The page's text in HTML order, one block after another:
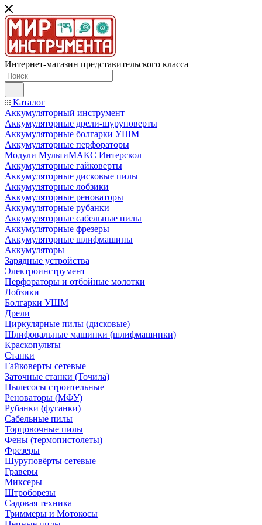
Интернет-магазин представительского класса
Каталог
Аккумуляторный инструмент
Аккумуляторные дрели-шуруповерты
Аккумуляторные болгарки УШМ
Аккумуляторные перфораторы
Модули МультиМАКС Интерскол
Аккумуляторные гайковерты
Аккумуляторные дисковые пилы
Аккумуляторные лобзики
Аккумуляторные реноваторы
Аккумуляторные рубанки
Аккумуляторные сабельные пилы
Аккумуляторные фрезеры
Аккумуляторные шлифмашины
Аккумуляторы
Зарядные устройства
Электроинструмент
Перфораторы и отбойные молотки
Лобзики
Болгарки УШМ
Дрели
Циркулярные пилы (дисковые)
Шлифовальные машинки (шлифмашинки)
Краскопульты
Станки
Гайковерты сетевые
Заточные станки (Точила)
Пылесосы строительные
Реноваторы (МФУ)
Рубанки (фуганки)
Сабельные пилы
Торцовочные пилы
Фены (термопистолеты)
Фрезеры
Шуруповёрты сетевые
Граверы
Миксеры
Штроборезы
Садовая техника
Триммеры и Мотокосы